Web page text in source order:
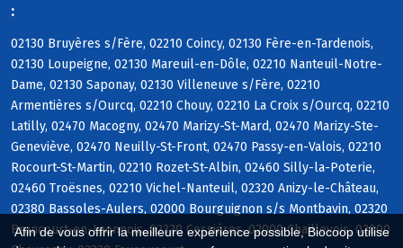
Afin de vous offrir la meilleure expérience possible, Biocoop utilise
:
02130 Bruyères s/Fère, 02210 Coincy, 02130 Fère-en-Tardenois,
02130 Loupeigne, 02130 Mareuil-en-Dôle, 02210 Nanteuil-Notre-
Dame, 02130 Saponay, 02130 Villeneuve s/Fère, 02210
Armentières s/Ourcq, 02210 Chouy, 02210 La Croix s/Ourcq, 02210
Latilly, 02470 Macogny, 02470 Marizy-St-Mard, 02470 Marizy-Ste-
Geneviève, 02470 Neuilly-St-Front, 02470 Passy-en-Valois, 02210
Rocourt-St-Martin, 02210 Rozet-St-Albin, 02460 Silly-la-Poterie,
02460 Troësnes, 02210 Vichel-Nanteuil, 02320 Anizy-le-Château,
02380 Bassoles-Aulers, 02000 Bourguignon s/s Montbavin, 02320
Brancourt-en-Laonnois, 02320 Cessières, 02000 Chaillevois, 02000